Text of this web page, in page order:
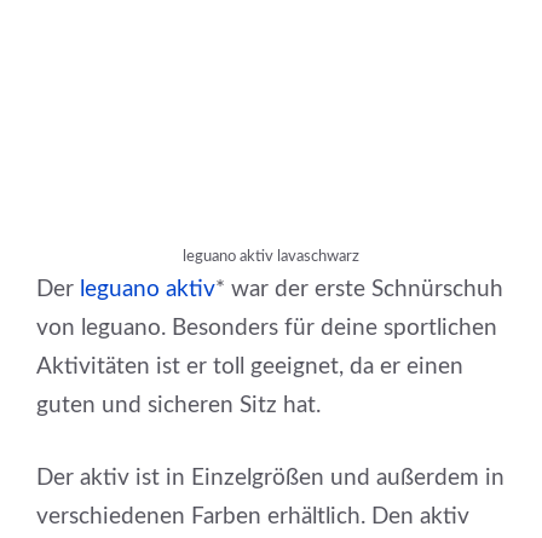
leguano aktiv lavaschwarz
Der leguano aktiv* war der erste Schnürschuh
von leguano. Besonders für deine sportlichen
Aktivitäten ist er toll geeignet, da er einen
guten und sicheren Sitz hat.
Der aktiv ist in Einzelgrößen und außerdem in
verschiedenen Farben erhältlich. Den aktiv